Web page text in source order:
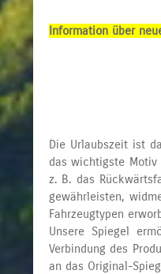
Information über
Die Urlaubszeit ist
das wichtigste Motiv
z. B. das
gewährleisten,
Fahrzeugtypen
Unsere Spiegel
Verbindung des
an das Original-